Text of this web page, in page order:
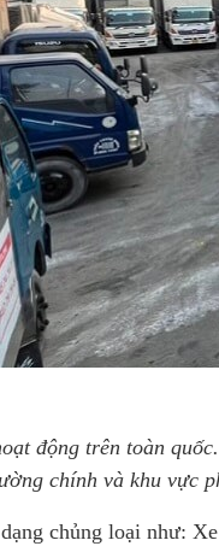
động trên toàn quốc.
chính và khu vực
chủng loại như: